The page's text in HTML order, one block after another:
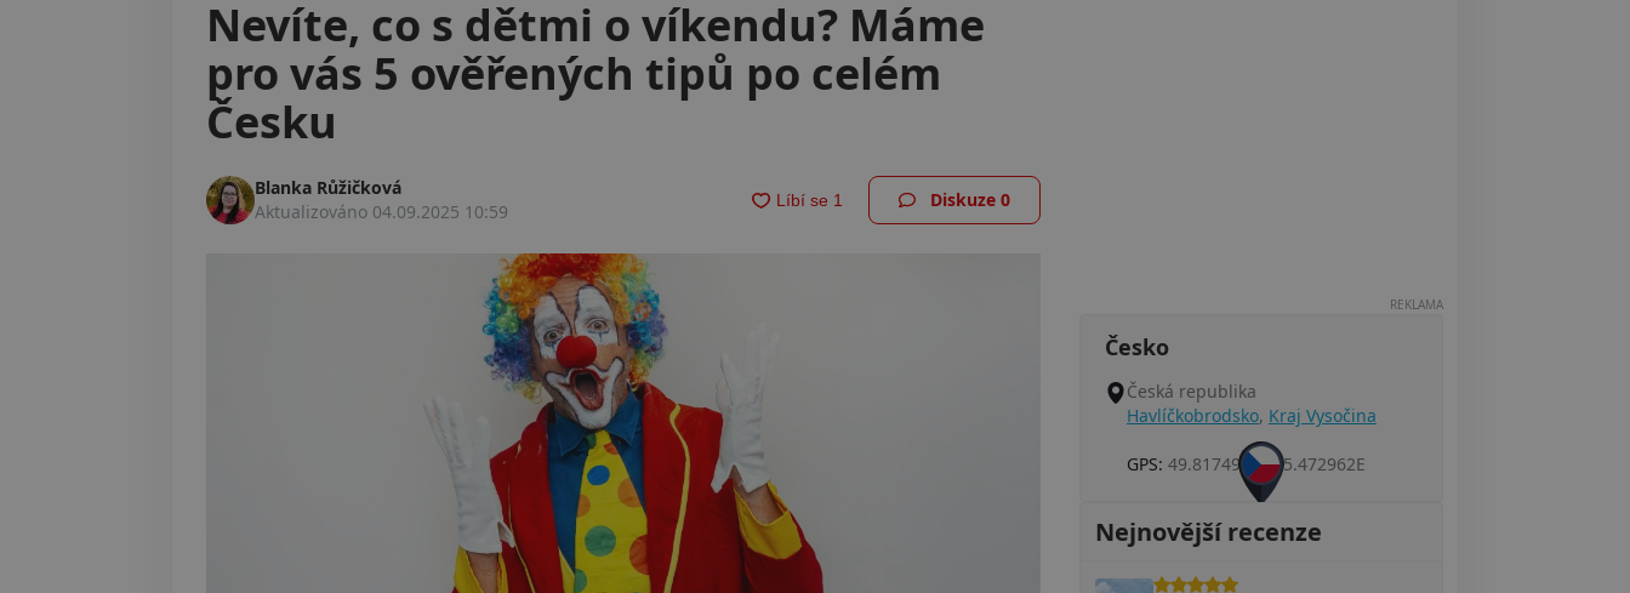
Nevíte, co s dětmi o víkendu? Máme
pro vás 5 ověřených tipů po celém
Česku
Blanka Růžičková
Aktualizováno 04.09.2025 10:59
Diskuze 0
REKLAMA
Česko
Česká republika
Havlíčkobrodsko, Kraj Vysočina
GPS: 49.817492N, 15.472962E
Nejnovější recenze